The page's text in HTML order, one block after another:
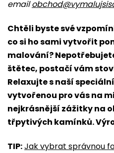
email
Chtěli byste své
co si ho sami vytvořit
malování?
štětec, postačí vám
Relaxujte s naší
vytvořenou pro vás na
nejkrásnější zážitky na
třpytivých kamínků.
TIP:Jak vybrat správnou
z
hvězdiček.